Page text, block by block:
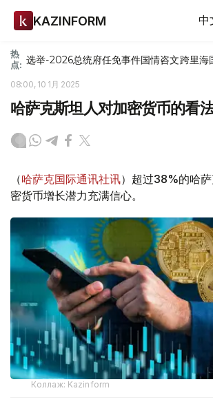
KAZINFORM 中
热
点: 选举-2026总统府任免事件国情咨文跨里海
08:00, 10 1月 2025
哈萨克斯坦人对加密货币的看
（哈萨克国际通讯社讯）超过38%的哈
密货币增长潜力充满信心。
Коллаж: Kazinform